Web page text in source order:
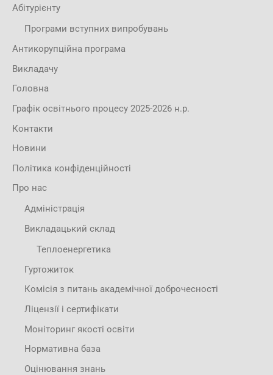
Абітурієнту
Програми вступних випробувань
Антикорупційна програма
Викладачу
Головна
Графік освітнього процесу 2025-2026 н.р.
Контакти
Новини
Політика конфіденційності
Про нас
Адміністрація
Викладацький склад
Теплоенергетика
Гуртожиток
Комісія з питань академічної доброчесності
Ліцензії і сертифікати
Моніторинг якості освіти
Нормативна база
Оцінювання знань